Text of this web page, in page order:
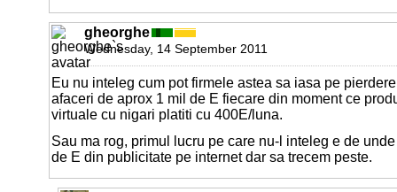
gheorghe
Wednesday, 14 September 2011
Eu nu inteleg cum pot firmele astea sa iasa pe
afaceri de aprox 1 mil de E fiecare din moment ce
virtuale cu nigari platiti cu 400E/luna.
Sau ma rog, primul lucru pe care nu-l inteleg e de
de E din publicitate pe internet dar sa trecem peste.